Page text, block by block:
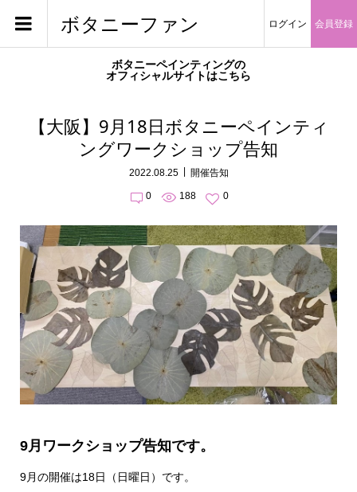
ボタニーファン ログイン 会員登録
ボタニーペインティングの
オフィシャルサイトはこちら
【大阪】9月18日ボタニーペインティ
ングワークショップ告知
2022.08.25 開催告知
0 188 0
9月ワークショップ告知です。
9月の開催は18日（日曜日）です。